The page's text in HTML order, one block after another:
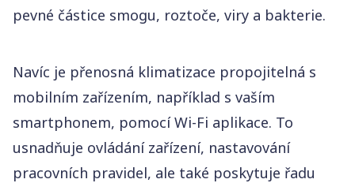
pevné částice smogu, roztoče, viry a bakterie.
Navíc je přenosná klimatizace propojitelná s
mobilním zařízením, například s vaším
smartphonem, pomocí Wi-Fi aplikace. To
usnadňuje ovládání zařízení, nastavování
pracovních pravidel, ale také poskytuje řadu